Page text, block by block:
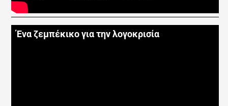
Ένα ζεμπέκικο για την λογοκρισία